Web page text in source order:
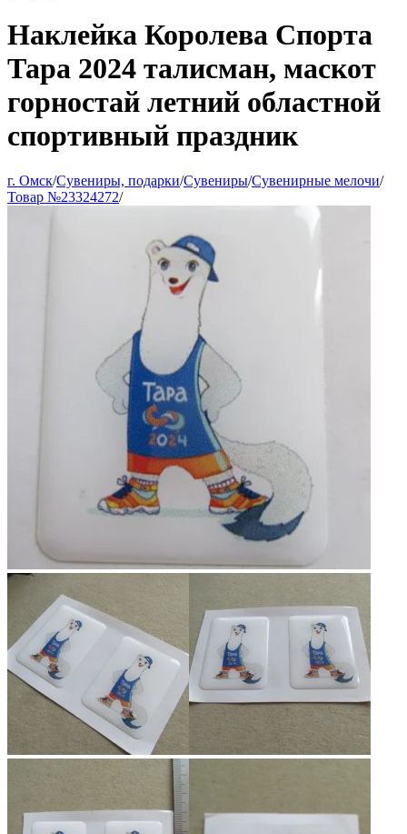
Наклейка Королева Спорта
Тара 2024 талисман, маскот
горностай летний областной
спортивный праздник
г. Омск/Сувениры, подарки/Сувениры/Сувенирные мелочи/
Товар №23324272/